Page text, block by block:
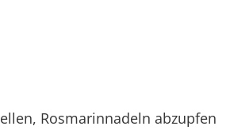
Rosmarinnadeln abzupfen